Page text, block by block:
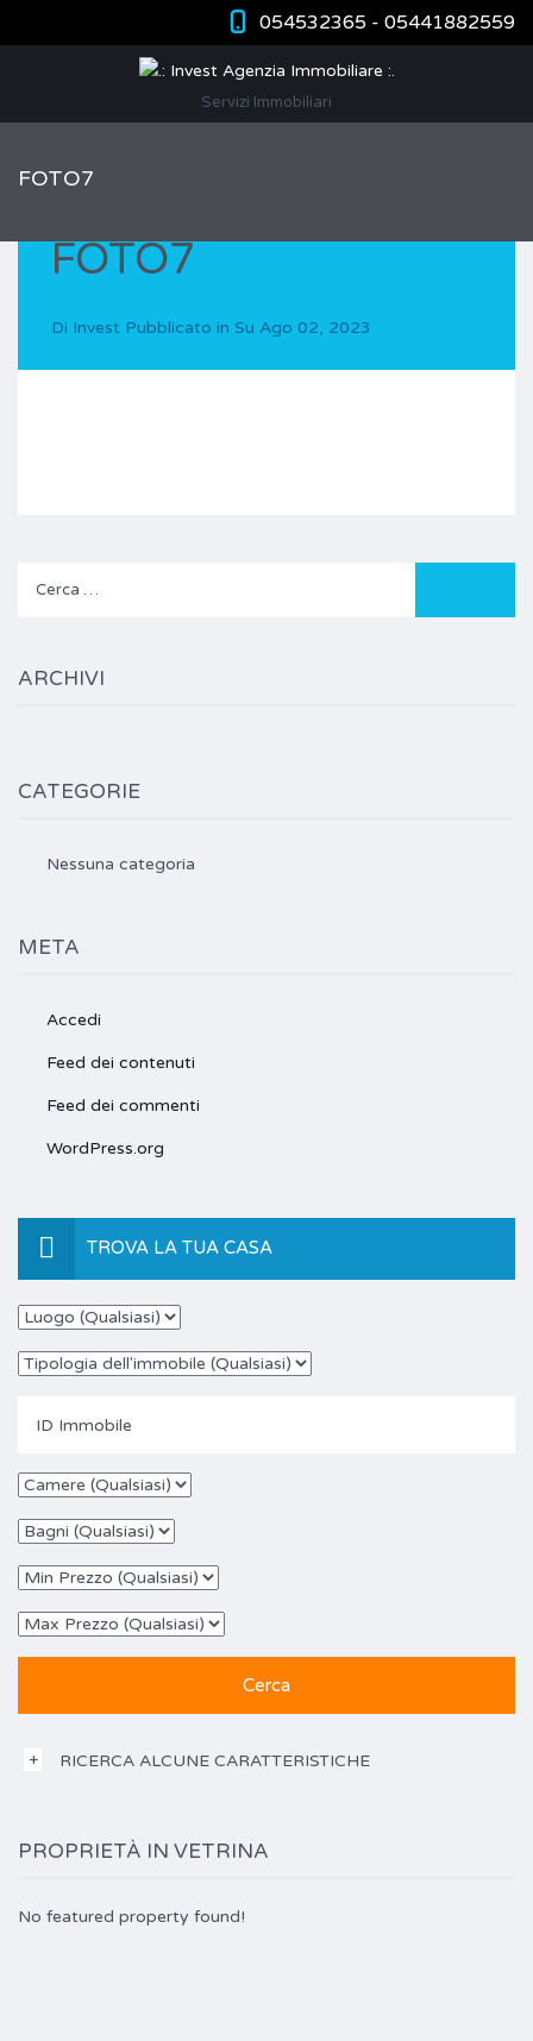
054532365 - 05441882559
Servizi Immobiliari
FOTO7
FOTO7
Di Invest Pubblicato in Su Ago 02, 2023
ARCHIVI
CATEGORIE
Nessuna categoria
META
Accedi
Feed dei contenuti
Feed dei commenti
WordPress.org
TROVA LA TUA CASA
RICERCA ALCUNE CARATTERISTICHE
PROPRIETÀ IN VETRINA
No featured property found!